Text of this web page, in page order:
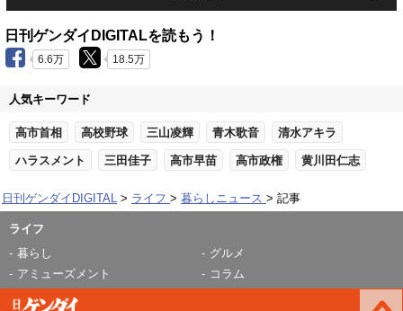
日刊ゲンダイDIGITALを読もう！
6.6万 18.5万
人気キーワード
高市首相 高校野球 三山凌輝 青木歌音 清水アキラ
ハラスメント 三田佳子 高市早苗 高市政権 黄川田仁志
日刊ゲンダイDIGITAL ライフ 暮らしニュース 記事
ライフ
暮らし
グルメ
アミューズメント
コラム